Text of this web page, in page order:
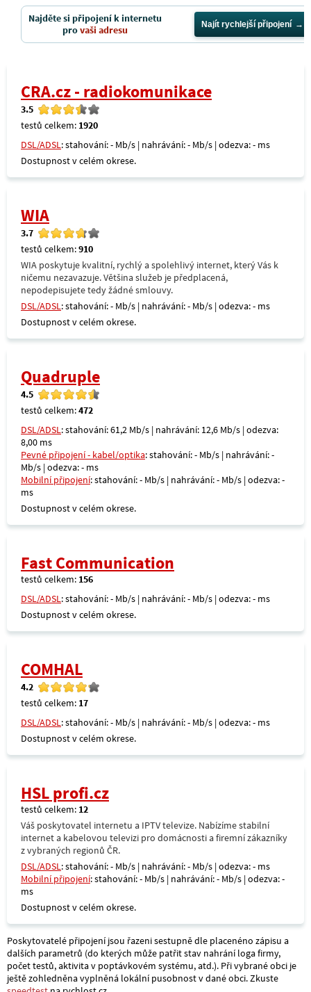
Najděte si připojení k internetu
provaši adresu Najít rychlejší připojení
CRA.cz - radiokomunikace
3.5
testů celkem: 1920
DSL/ADSL: stahování: - Mb/s | nahrávání: - Mb/s | odezva: - ms
Dostupnost v celém okrese.
WIA
3.7
testů celkem:910
WIA poskytuje kvalitní, rychlý a spolehlivý internet, který Vás k
ničemu nezavazuje. Většina služeb je předplacená,
nepodepisujete tedy žádné smlouvy.
DSL/ADSL: stahování: - Mb/s | nahrávání: - Mb/s | odezva: - ms
Dostupnost v celém okrese.
Quadruple
4.5
testů celkem:472
DSL/ADSL: stahování: 61,2 Mb/s | nahrávání: 12,6 Mb/s | odezva:
8,00 ms
Pevné připojení - kabel/optika: stahování: - Mb/s | nahrávání: -
Mb/s | odezva: - ms
Mobilní připojení: stahování: - Mb/s | nahrávání: - Mb/s | odezva: -
ms
Dostupnost v celém okrese.
Fast Communication
testů celkem: 156
DSL/ADSL: stahování: - Mb/s | nahrávání: - Mb/s | odezva: - ms
Dostupnost v celém okrese.
COMHAL
4.2
testů celkem: 17
DSL/ADSL: stahování: - Mb/s | nahrávání: - Mb/s | odezva: - ms
Dostupnost v celém okrese.
HSL profi.cz
testů celkem: 12
Váš poskytovatel internetu a IPTV televize. Nabízíme stabilní
internet a kabelovou televizi pro domácnosti a firemní zákazníky
z vybraných regionů ČR.
DSL/ADSL: stahování: - Mb/s | nahrávání: - Mb/s | odezva: - ms
Mobilní připojení: stahování: - Mb/s | nahrávání: - Mb/s | odezva: -
ms
Dostupnost v celém okrese.
Poskytovatelé připojení jsou řazeni sestupně dle placenéno zápisu a
dalších parametrů (do kterých může patřit stav nahrání loga firmy,
počet testů, aktivita v poptávkovém systému, atd.). Při vybrané obci je
ještě zohledněna vyplněná lokální pusobnost v dané obci. Zkuste